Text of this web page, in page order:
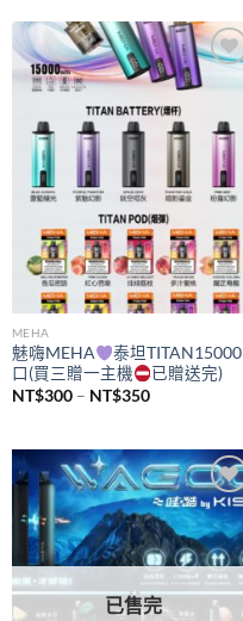
Add to
MEHA
魅嗨MEHA
泰坦TITAN15000
口(買三贈一主機
已贈送完)
NT$300 – NT$350價
NT$300
到
NT$350
Add to
wishlist
已售完